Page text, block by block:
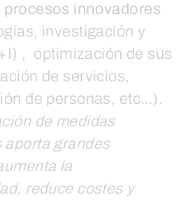
innovadores
investigación y
, optimización de sus
de servicios,
de personas, etc…).
de medidas
aporta grandes
la
reduce costes y